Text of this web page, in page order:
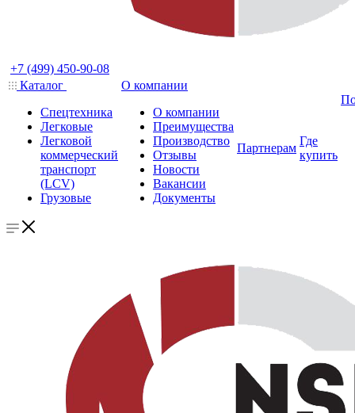
+7 (499) 450-90-08
Каталог
Спецтехника
Легковые
Легковой
коммерческий
транспорт
(LCV)
Грузовые
О компании
О компании
Преимущества
Производство
Отзывы
Новости
Вакансии
Документы
Партнерам
Где
купить